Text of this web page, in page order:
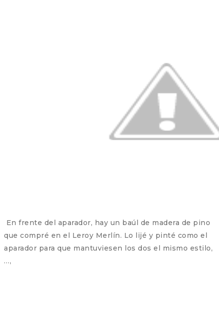
En frente del aparador, hay un baúl de madera de pino
que compré en el Leroy Merlín. Lo lijé y pinté como el
aparador para que mantuviesen los dos el mismo estilo,
…,